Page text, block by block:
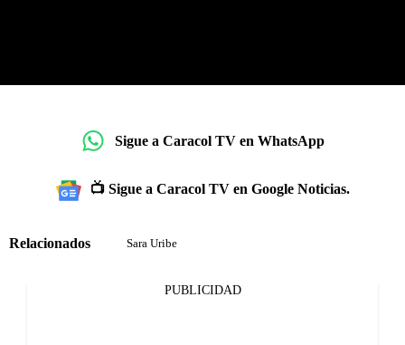
Sigue a Caracol TV en WhatsApp
📺 Sigue a Caracol TV en Google Noticias.
Relacionados Sara Uribe
PUBLICIDAD